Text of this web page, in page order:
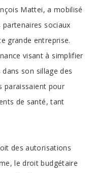
Mattei, a mobilisé
sociaux
grande entreprise.
visant à simplifier
son sillage des
paraissaient pour
de santé, tant
des autorisations
le droit budgétaire